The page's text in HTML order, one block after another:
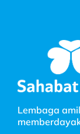
Lembaga